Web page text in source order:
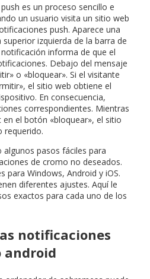
es un proceso sencillo e
un usuario visita un sitio web
push. Aparece una
izquierda de la barra de
informa de que el
Debajo del mensaje
o «bloquear». Si el visitante
el sitio web obtiene el
En consecuencia,
correspondientes. Mientras
en el botón «bloquear», el sitio
requerido.
pasos fáciles para
de cromo no deseados.
para Windows, Android y iOS.
diferentes ajustes. Aquí le
exactos para cada uno de los
notificaciones
android